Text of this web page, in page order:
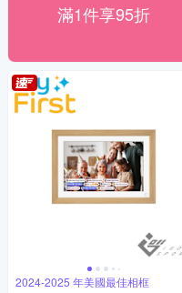
滿1件享95折
2024-2025 年美國最佳相框